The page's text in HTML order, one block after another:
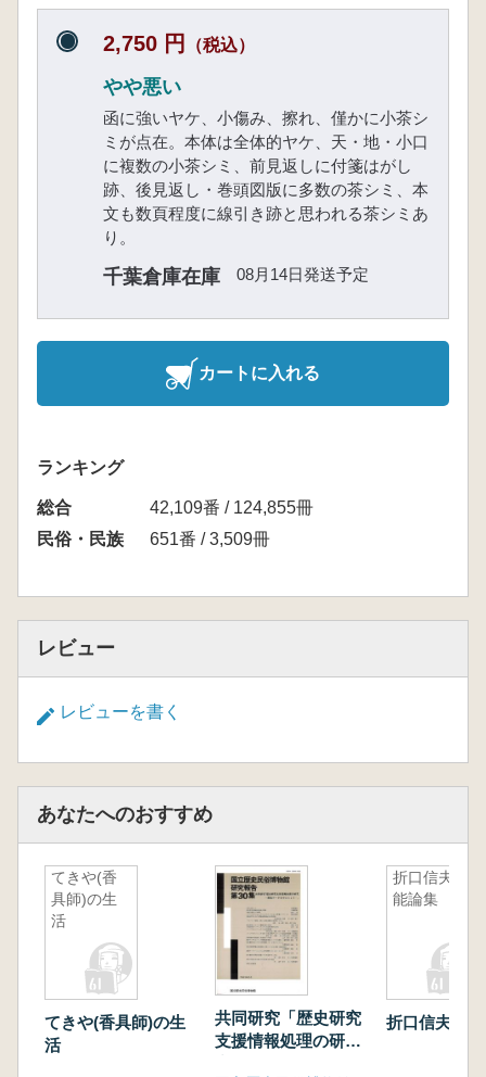
2,750 円 （税込）
やや悪い
函に強いヤケ、小傷み、擦れ、僅かに小茶シ
ミが点在。本体は全体的ヤケ、天・地・小口
に複数の小茶シミ、前見返しに付箋はがし
跡、後見返し・巻頭図版に多数の茶シミ、本
文も数頁程度に線引き跡と思われる茶シミあ
り。
千葉倉庫在庫 08月14日発送予定
カートに入れる
ランキング
総合
42,109番 / 124,855冊
民俗・民族
651番 / 3,509冊
レビュー
レビューを書く
あなたへのおすすめ
てきや(香
具師)の生
活
てきや(香具師)の生
活
共同研究「歴史研究
支援情報処理の研
折口信夫芸
能論集
折口信夫芸